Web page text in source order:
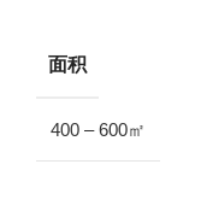
面积
400 – 600㎡